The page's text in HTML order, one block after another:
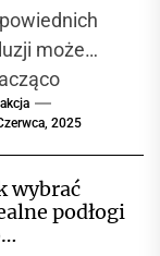
może
na
między
2025
wybrać
podłogi